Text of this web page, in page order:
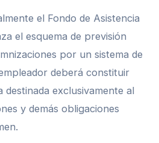
el Fondo de Asistencia
el esquema de previsión
por un sistema de
deberá constituir
exclusivamente al
y demás obligaciones